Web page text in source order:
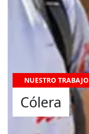
NUESTRO TRABAJO
Cólera